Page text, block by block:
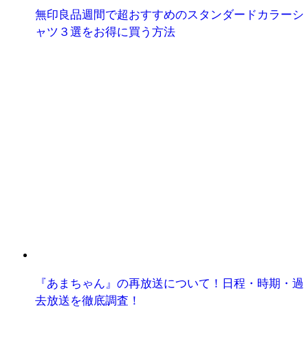
無印良品週間で超おすすめのスタンダードカラーシ
ャツ３選をお得に買う方法
『あまちゃん』の再放送について！日程・時期・過
去放送を徹底調査！